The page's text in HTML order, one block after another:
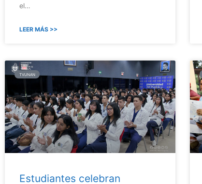
el…
LEER MÁS >>
TVUNAN
Estudiantes celebran